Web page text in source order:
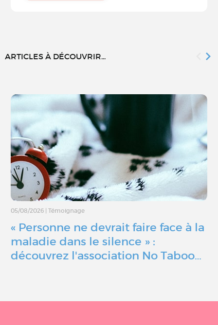
ARTICLES À DÉCOUVRIR...
05/08/2026 Témoignage
« Personne ne devrait faire face à la
maladie dans le silence » :
découvrez l'association No Taboo…